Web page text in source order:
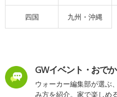
四国 九州・沖縄
GWイベント・おで
ウォーカー編集部が選ぶ
み方を紹介。家で楽しめ